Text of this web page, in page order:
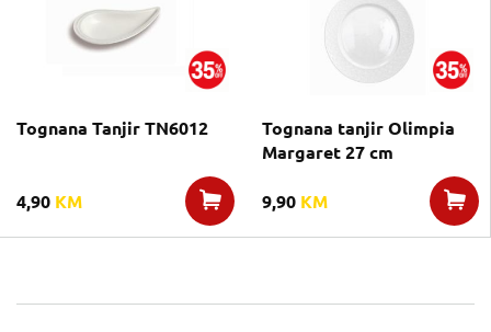
Tognana Tanjir TN6012
4,90 KM
Tognana tanjir Olimpia
Margaret 27 cm
9,90 KM